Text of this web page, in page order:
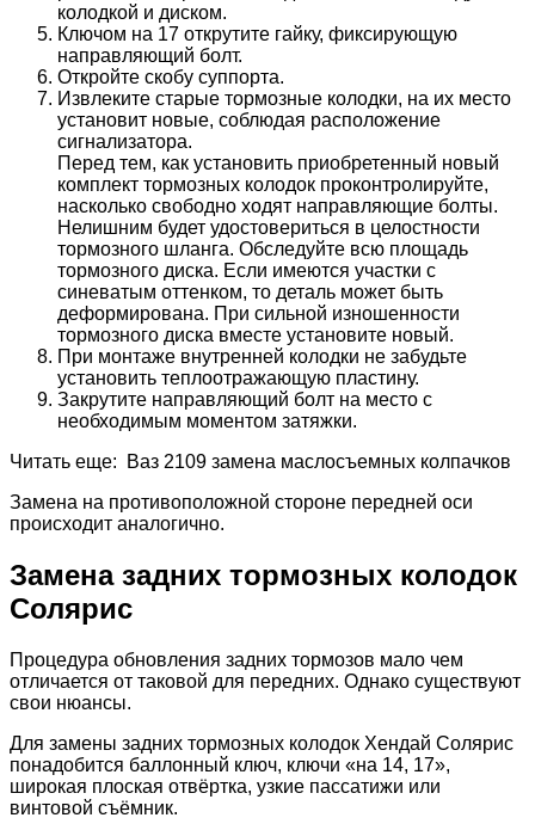
колодкой и диском.
Ключом на 17 открутите гайку, фиксирующую
направляющий болт.
Откройте скобу суппорта.
Извлеките старые тормозные колодки, на их место
установит новые, соблюдая расположение
сигнализатора.
Перед тем, как установить приобретенный новый
комплект тормозных колодок проконтролируйте,
насколько свободно ходят направляющие болты.
Нелишним будет удостовериться в целостности
тормозного шланга. Обследуйте всю площадь
тормозного диска. Если имеются участки с
синеватым оттенком, то деталь может быть
деформирована. При сильной изношенности
тормозного диска вместе установите новый.
При монтаже внутренней колодки не забудьте
установить теплоотражающую пластину.
Закрутите направляющий болт на место с
необходимым моментом затяжки.
Читать еще: Ваз 2109 замена маслосъемных колпачков
Замена на противоположной стороне передней оси
происходит аналогично.
Замена задних тормозных колодок
Солярис
Процедура обновления задних тормозов мало чем
отличается от таковой для передних. Однако существуют
свои нюансы.
Для замены задних тормозных колодок Хендай Солярис
понадобится баллонный ключ, ключи «на 14, 17»,
широкая плоская отвёртка, узкие пассатижи или
винтовой съёмник.